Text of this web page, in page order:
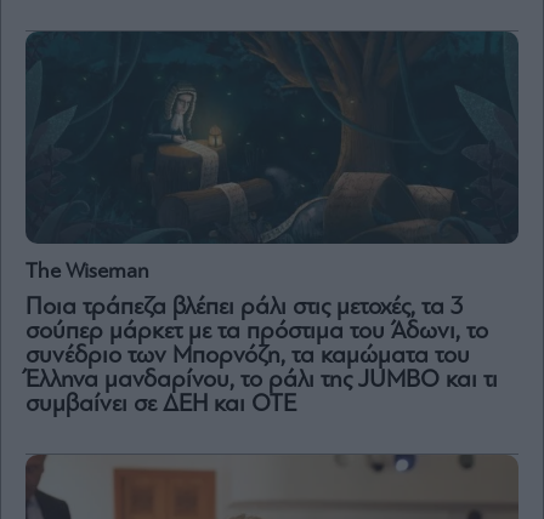
The Wiseman
Ποια τράπεζα βλέπει ράλι στις μετοχές, τα 3
σούπερ μάρκετ με τα πρόστιμα του Άδωνι, το
συνέδριο των Μπορνόζη, τα καμώματα του
Έλληνα μανδαρίνου, το ράλι της JUMBO και τι
συμβαίνει σε ΔΕΗ και ΟΤΕ